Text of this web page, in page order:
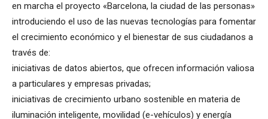
en marcha el proyecto «Barcelona, la ciudad de las personas»
introduciendo el uso de las nuevas tecnologías para fomentar
el crecimiento económico y el bienestar de sus ciudadanos a
través de:
iniciativas de datos abiertos, que ofrecen información valiosa
a particulares y empresas privadas;
iniciativas de crecimiento urbano sostenible en materia de
iluminación inteligente, movilidad (e-vehículos) y energía